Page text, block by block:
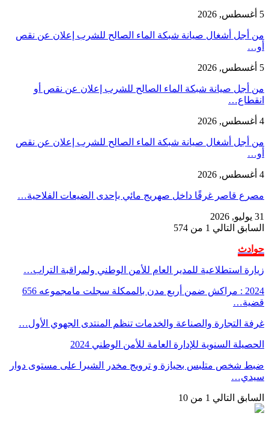
5 أغسطس, 2026
من أجل أشغال صيانة شبكة الماء الصالح للشرب إعلان عن نقص
أو…
5 أغسطس, 2026
من أجل صيانة شبكة الماء الصالح للشرب إعلان عن نقص أو
انقطاع…
4 أغسطس, 2026
من أجل أشغال صيانة شبكة الماء الصالح للشرب إعلان عن نقص
أو…
4 أغسطس, 2026
مصرع قاصر غرقًا داخل صهريج مائي بإحدى الضيعات الفلاحية…
31 يوليو, 2026
السابق التالي 1 من 574
حوادث
زيارة استطلاعية للمدير العام للأمن الوطني ولمراقبة التراب…
2024 : مراكش ضمن أربع مدن بالممكلة سجلت مامجموعه 656
قضية…
غرفة التجارة والصناعة والخدمات تنظم المنتدى الجهوي الأول…
الحصيلة السنوية للإدارة العامة للأمن الوطني 2024
ضبط شخص متلبس بحيازة و ترويج مخدر الشيرا على مستوى دوار
سيدي…
السابق التالي 1 من 10